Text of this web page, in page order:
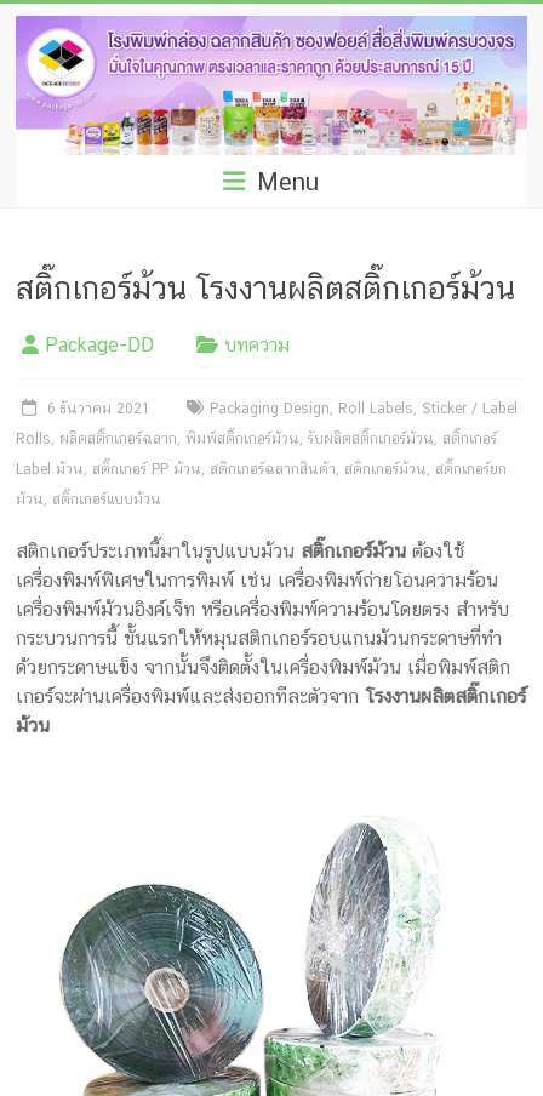
Skip
content
โรง
พิมพ์
กล่อง
ผลิต
ฟอยล์
รับ
ผลิต
กล่อง
ครีม
บรรจุ
ภัณฑ์
ฉลาก
ครบ
Menu
สติ๊กเกอร์ม้วน โรงงานผลิตสติ๊กเกอร์ม้วน
Package-DD บทความ
6 ธันวาคม 2021 Packaging Design, Roll Labels, Sticker / Label
Rolls, ผลิตสติ๊กเกอร์ฉลาก, พิมพ์สติ๊กเกอร์ม้วน,รับผลิตสติ๊กเกอร์ม้วน, สติ๊กเกอร์
Label ม้วน, สติ๊กเกอร์ PP ม้วน, สติกเกอร์ฉลากสินค้า, สติกเกอร์ม้วน, สติ๊กเกอร์ยก
ม้วน, สติ๊กเกอร์แบบม้วน
สติกเกอร์ประเภทนี้มาในรูปแบบม้วน สติ๊กเกอร์ม้วน ต้องใช้
เครื่องพิมพ์พิเศษในการพิมพ์ เช่น เครื่องพิมพ์ถ่ายโอนความร้อน
เครื่องพิมพ์ม้วนอิงค์เจ็ท หรือเครื่องพิมพ์ความร้อนโดยตรง สำหรับ
กระบวนการนี้ ขั้นแรกให้หมุนสติกเกอร์รอบแกนม้วนกระดาษที่ทำ
ด้วยกระดาษแข็ง จากนั้นจึงติดตั้งในเครื่องพิมพ์ม้วน เมื่อพิมพ์สติก
เกอร์จะผ่านเครื่องพิมพ์และส่งออกทีละตัวจาก โรงงานผลิตสติ๊กเกอร์
ม้วน